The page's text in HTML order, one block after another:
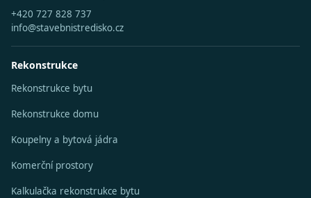
+420 727 828 737
info@stavebnistredisko.cz
Rekonstrukce
Rekonstrukce bytu
Rekonstrukce domu
Koupelny a bytová jádra
Komerční prostory
Kalkulačka rekonstrukce bytu